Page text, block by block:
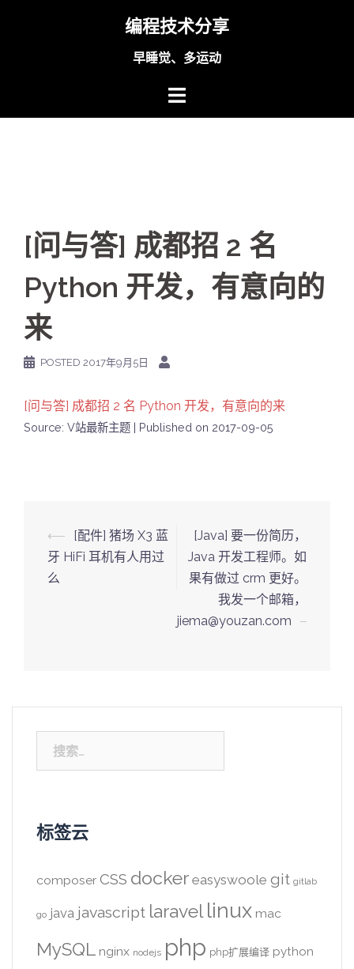
编程技术分享
早睡觉、多运动
[问与答] 成都招 2 名
Python 开发，有意向的
来
POSTED 2017年9月5日
[问与答] 成都招 2 名 Python 开发，有意向的来
Source: V站最新主题 Published on 2017-09-05
Post
navigation
⟵
[配件] 猪场 X3 蓝
牙 HiFi 耳机有人用过
么
[Java] 要一份简历，
Java 开发工程师。如
果有做过 crm 更好。
我发一个邮箱，
jiema@youzan.com
⟶
索：
标签云
composer CSS docker easyswoole git gitlab
go java javascript laravel linux mac
MySQL nginx nodejs php php扩展编译 python